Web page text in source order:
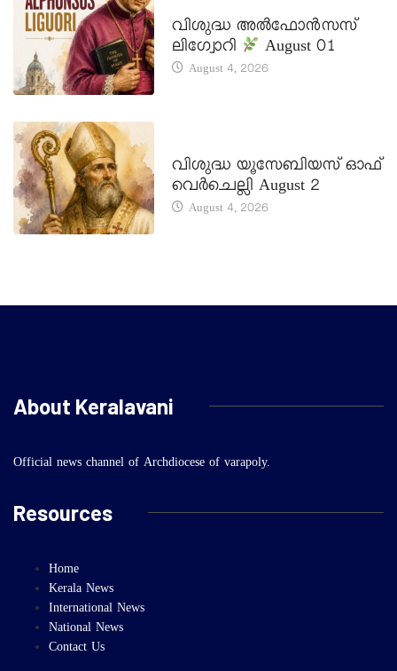
വിശുദ്ധ അൽഫോൻസസ്
ലിഗ്വോറി
August 01
August 4, 2026
വിശുദ്ധ യൂസേബിയസ് ഓഫ്
വെർചെല്ലി August 2
August 4, 2026
About Keralavani
Official news channel of Archdiocese of varapoly.
Resources
Home
Kerala News
International News
National News
Contact Us